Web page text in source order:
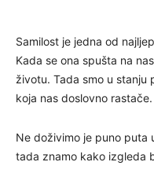
Samilost je jedna od
Kada se ona spušta na
životu. Tada smo u stanju
koja nas doslovno rastače.
Ne doživimo je puno puta
tada znamo kako izgleda